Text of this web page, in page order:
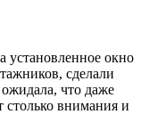
установленное окно
сделали
что даже
столько внимания и